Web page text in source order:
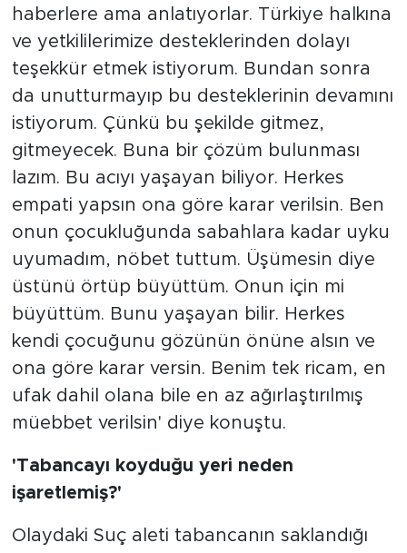
haberlere ama anlatıyorlar. Türkiye halkına
ve yetkililerimize desteklerinden dolayı
teşekkür etmek istiyorum. Bundan sonra
da unutturmayıp bu desteklerinin devamını
istiyorum. Çünkü bu şekilde gitmez,
gitmeyecek. Buna bir çözüm bulunması
lazım. Bu acıyı yaşayan biliyor. Herkes
empati yapsın ona göre karar verilsin. Ben
onun çocukluğunda sabahlara kadar uyku
uyumadım, nöbet tuttum. Üşümesin diye
üstünü örtüp büyüttüm. Onun için mi
büyüttüm. Bunu yaşayan bilir. Herkes
kendi çocuğunu gözünün önüne alsın ve
ona göre karar versin. Benim tek ricam, en
ufak dahil olana bile en az ağırlaştırılmış
müebbet verilsin' diye konuştu.
'Tabancayı koyduğu yeri neden
işaretlemiş?'
Olaydaki Suç aleti tabancanın saklandığı